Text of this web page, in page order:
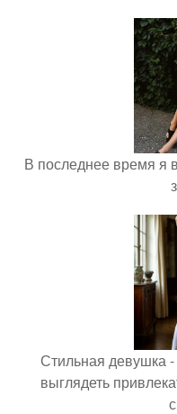
В последнее время я
Стильная девушка
выглядеть